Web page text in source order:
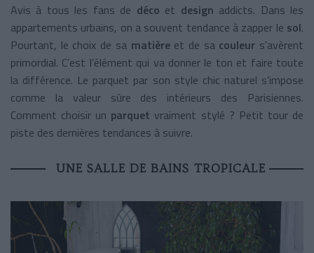
Avis à tous les fans de déco et design addicts. Dans les
appartements urbains, on a souvent tendance à zapper le sol.
Pourtant, le choix de sa matière et de sa couleur s'avèrent
primordial. C’est l’élément qui va donner le ton et faire toute
la différence. Le parquet par son style chic naturel s’impose
comme la valeur sûre des intérieurs des Parisiennes.
Comment choisir un parquetvraiment stylé ? Petit tour de
piste des dernières tendances à suivre.
UNE SALLE DE BAINS TROPICALE